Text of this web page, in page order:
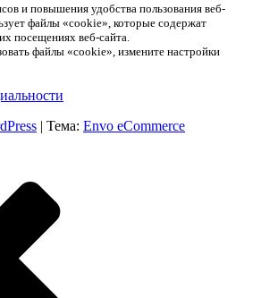
и повышения удобства пользования веб-
файлы «cookie», которые содержат
посещениях веб-сайта.
файлы «cookie», измените настройки
| Тема: Envo eCommerce